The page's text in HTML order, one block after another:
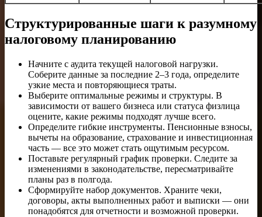
Структурированные шаги к разумному
налоговому планированию
Начните с аудита текущей налоговой нагрузки.
Соберите данные за последние 2–3 года, определите
узкие места и повторяющиеся траты.
Выберите оптимальные режимы и структуры. В
зависимости от вашего бизнеса или статуса физлица
оцените, какие режимы подходят лучше всего.
Определите гибкие инструменты. Пенсионные взносы,
вычеты на образование, страхование и инвестиционная
часть — все это может стать ощутимым ресурсом.
Поставьте регулярный график проверки. Следите за
изменениями в законодательстве, пересматривайте
планы раз в полгода.
Сформируйте набор документов. Храните чеки,
договоры, акты выполненных работ и выписки — они
понадобятся для отчетности и возможной проверки.